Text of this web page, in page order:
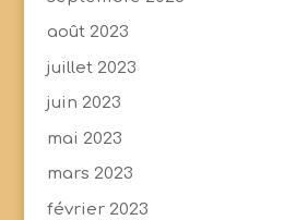
août 2023
juillet 2023
juin 2023
mai 2023
mars 2023
février 2023